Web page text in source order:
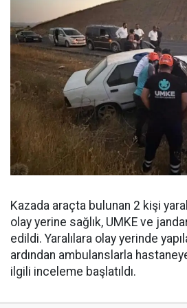
Kazada araçta bulunan 2 kişi
olay yerine sağlık, UMKE ve
edildi. Yaralılara olay yerinde
ardından ambulanslarla
ilgili inceleme başlatıldı.